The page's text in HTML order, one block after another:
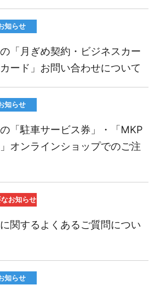
知らせ
「月ぎめ契約・ビジネスカー
ード」お問い合わせについて
知らせ
「駐車サービス券」・「MKP
オンラインショップでのご注
お知らせ
関するよくあるご質問につい
知らせ